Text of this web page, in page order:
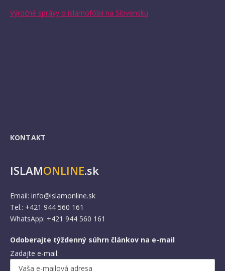
Výročné správy o islamofóbii na Slovensku
KONTAKT
ISLAMONLINE.sk
Email: info@islamonline.sk
Tel.: +421 944 560 161
WhatsApp: +421 944 560 161
Odoberajte týždenný súhrn článkov na e-mail
Zadajte e-mail: